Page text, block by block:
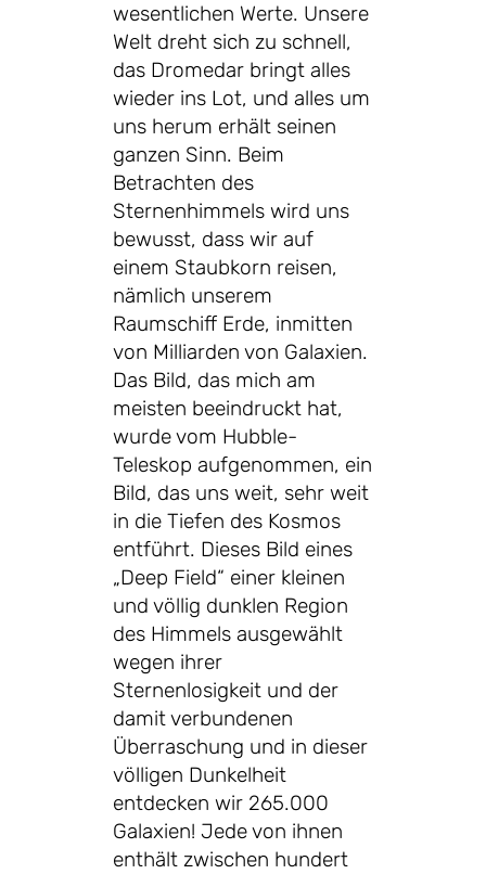
wesentlichen Werte. Unsere
Welt dreht sich zu schnell,
das Dromedar bringt alles
wieder ins Lot, und alles um
uns herum erhält seinen
ganzen Sinn. Beim
Betrachten des
Sternenhimmels wird uns
bewusst, dass wir auf
einem Staubkorn reisen,
nämlich unserem
Raumschiff Erde, inmitten
von Milliarden von Galaxien.
Das Bild, das mich am
meisten beeindruckt hat,
wurde vom Hubble-
Teleskop aufgenommen, ein
Bild, das uns weit, sehr weit
in die Tiefen des Kosmos
entführt. Dieses Bild eines
„Deep Field“ einer kleinen
und völlig dunklen Region
des Himmels ausgewählt
wegen ihrer
Sternenlosigkeit und der
damit verbundenen
Überraschung und in dieser
völligen Dunkelheit
entdecken wir 265.000
Galaxien! Jede von ihnen
enthält zwischen hundert